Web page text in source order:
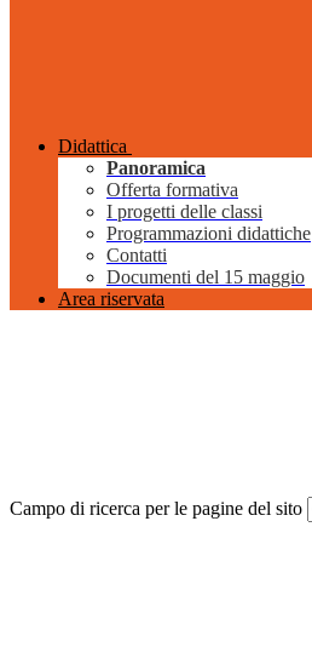
Didattica
Panoramica
Offerta formativa
I progetti delle classi
Programmazioni didattiche
Contatti
Documenti del 15 maggio
Area riservata
Campo di ricerca per le pagine del sito